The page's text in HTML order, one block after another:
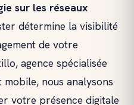
sur les réseaux
détermine la visibilité
de votre
agence spécialisée
nous analysons
votre présence digitale